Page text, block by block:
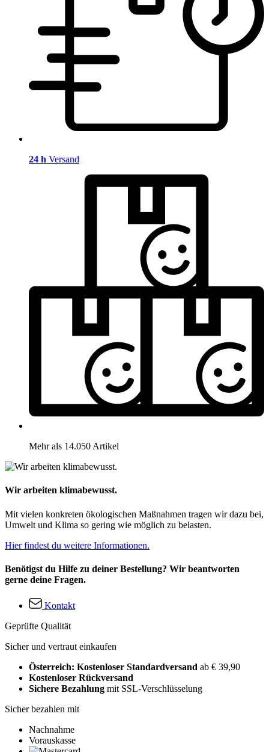
24 h Versand
Mehr als 14.050 Artikel
Wir arbeiten klimabewusst.
Mit vielen konkreten ökologischen Maßnahmen tragen wir dazu bei,
Umwelt und Klima so gering wie möglich zu belasten.
Hier findest du weitere Informationen.
Benötigst du Hilfe zu deiner Bestellung? Wir beantworten
gerne deine Fragen.
Kontakt
Geprüfte Qualität
Sicher und vertraut einkaufen
Österreich: Kostenloser Standardversand ab € 39,90
Kostenloser Rückversand
Sichere Bezahlung mit SSL-Verschlüsselung
Sicher bezahlen mit
Nachnahme
Vorauskasse